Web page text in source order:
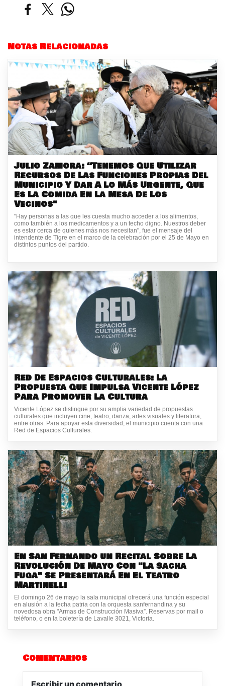
Notas Relacionadas
Julio Zamora: “Tenemos Que Utilizar
Recursos De Las Funciones Propias Del
Municipio Y Dar A Lo Más Urgente, Que
Es La Comida En La Mesa De Los
Vecinos"
"Hay personas a las que les cuesta mucho acceder a los alimentos,
como también a los medicamentos y a un techo digno. Nuestros deber
es estar cerca de quienes más nos necesitan", fue el mensaje del
intendente de Tigre en el marco de la celebración por el 25 de Mayo en
distintos puntos del partido.
Red De Espacios Culturales: La
Propuesta Que Impulsa Vicente López
Para Promover La Cultura
Vicente López se distingue por su amplia variedad de propuestas
culturales que incluyen cine, teatro, danza, artes visuales y literatura,
entre otras. Para apoyar esta diversidad, el municipio cuenta con una
Red de Espacios Culturales.
En San Fernando un Recital Sobre La
Revolución De Mayo Con "La Sacha
Fuga" Se Presentará En El Teatro
Martinelli
El domingo 26 de mayo la sala municipal ofrecerá una función especial
en alusión a la fecha patria con la orquesta sanfernandina y su
novedosa obra "Armas de Construcción Masiva”. Reservas por mail o
teléfono, o en la boletería de Lavalle 3021, Victoria.
Comentarios